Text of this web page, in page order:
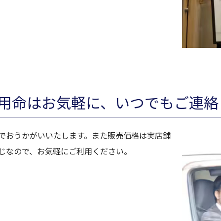
命はお気軽に、いつでもご連
おうかがいいたします。また販売価格は実店舗
なので、お気軽にご利用ください。